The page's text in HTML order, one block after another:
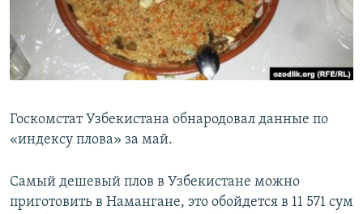
Госкомстат Узбекистана обнародовал данные по
«индексу плова» за май.
Самый дешевый плов в Узбекистане можно
приготовить в Намангане, это обойдется в 11 571 сум